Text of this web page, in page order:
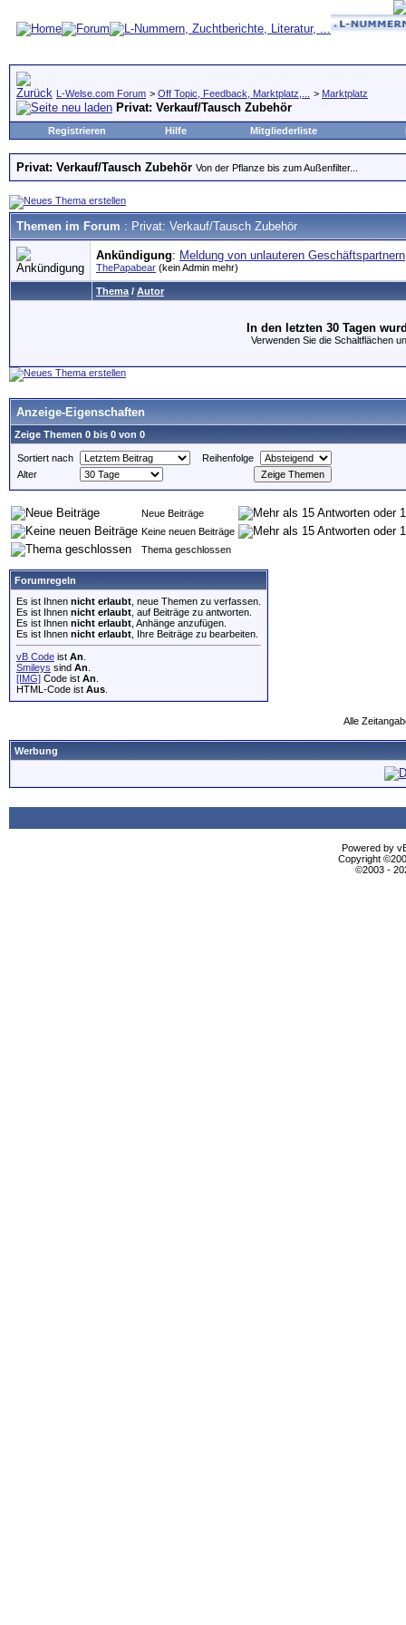
L-Welse.com Forum > Off Topic, Feedback, Marktplatz,... > Marktplatz
Privat: Verkauf/Tausch Zubehör
Registrieren Hilfe Mitgliederliste
Privat: Verkauf/Tausch Zubehör Von der Pflanze bis zum Außenfilter...
Themen im Forum : Privat: Verkauf/Tausch Zubehör
Ankündigung: Meldung von unlauteren Geschäftspartnern
ThePapabear (kein Admin mehr)
Thema / Autor
In den letzten 30 Tagen
Verwenden Sie die Schaltflächen
Anzeige-Eigenschaften
Zeige Themen 0 bis 0 von 0
Sortiert nach
Reihenfolge
Alter
Neue Beiträge
Keine neuen Beiträge
Thema geschlossen
Forumregeln
Es ist Ihnen nicht erlaubt , neue Themen zu verfassen.
Es ist Ihnen nicht erlaubt , auf Beiträge zu antworten.
Es ist Ihnen nicht erlaubt , Anhänge anzufügen.
Es ist Ihnen nicht erlaubt , Ihre Beiträge zu bearbeiten.
vB Code ist An
Smileys sind An
[IMG] Code ist An
HTML-Code ist Aus
Alle
Werbung
Powered by
Copyright
©2003 -